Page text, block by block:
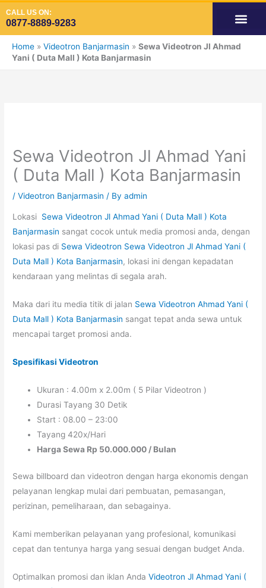
to
content
CALL US ON:
0877-8889-9283
Home » Videotron Banjarmasin » Sewa Videotron Jl Ahmad
Yani ( Duta Mall ) Kota Banjarmasin
Sewa Videotron Jl Ahmad Yani
( Duta Mall ) Kota Banjarmasin
/Videotron Banjarmasin / Byadmin
Lokasi Sewa Videotron Jl Ahmad Yani ( Duta Mall ) Kota
Banjarmasin sangat cocok untuk media promosi anda, dengan
lokasi pas di Sewa Videotron Sewa Videotron Jl Ahmad Yani (
Duta Mall ) Kota Banjarmasin, lokasi ini dengan kepadatan
kendaraan yang melintas di segala arah.
Maka dari itu media titik di jalan Sewa Videotron Ahmad Yani (
Duta Mall ) Kota Banjarmasin sangat tepat anda sewa untuk
mencapai target promosi anda.
Spesifikasi Videotron
Ukuran : 4.00m x 2.00m ( 5 Pilar Videotron )
Durasi Tayang 30 Detik
Start : 08.00 – 23:00
Tayang 420x/Hari
Harga Sewa Rp 50.000.000 / Bulan
Sewa billboard dan videotron dengan harga ekonomis dengan
pelayanan lengkap mulai dari pembuatan, pemasangan,
perizinan, pemeliharaan, dan sebagainya.
Kami memberikan pelayanan yang profesional, komunikasi
cepat dan tentunya harga yang sesuai dengan budget Anda.
Optimalkan promosi dan iklan Anda Videotron Jl Ahmad Yani (